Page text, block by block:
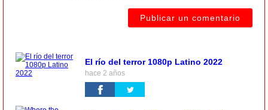
El río del terror 1080p Latino 2022
hace 2 años